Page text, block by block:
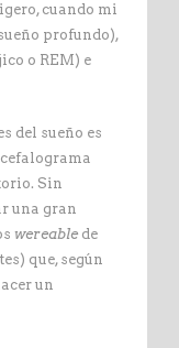
cuando mi
profundo),
o REM) e
del sueño es
Sin
una gran
wereable de
que, según
un